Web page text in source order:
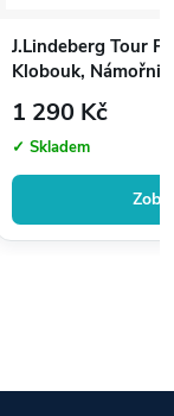
J.Lindeberg Tour
Klobouk,
1 290 Kč
✓ Skladem